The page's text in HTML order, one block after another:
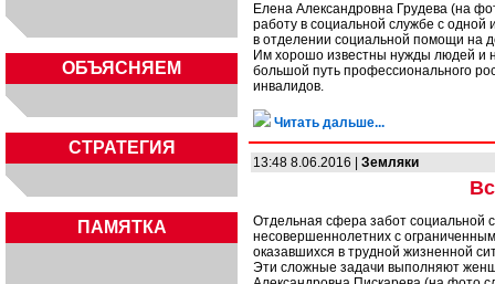
ОБЪЯСНЯЕМ
СТРАТЕГИЯ
ПАМЯТКА
Елена Александровна Грудева (на
работу в социальной службе с одной
в отделении социальной помощи на
Им хорошо известны нужды людей и
большой путь профессионального
инвалидов.
Читать дальше...
13:48 8.06.2016 | Земляки
Отдельная сфера забот социальной
несовершеннолетних с
оказавшихся в трудной жизненной
Эти сложные задачи выполняют